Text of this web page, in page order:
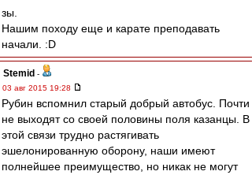
зы.
Нашим походу еще и карате преподавать
начали. :D
Stemid -
03 авг 2015 19:28
Рубин вспомнил старый добрый автобус. Почти
не выходят со своей половины поля казанцы. В
этой связи трудно растягивать
эшелонированную оборону, наши имеют
полнейшее преимущество, но никак не могут